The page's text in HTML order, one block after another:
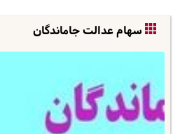
سهام عدالت جاماندگان